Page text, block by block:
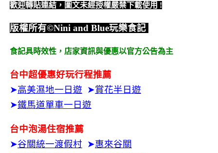
歡迎轉貼連結，圖文未經授權嚴禁下載使用 !
版權所有©Nini and Blue玩樂食記
食記具時效性， 店家資訊與優惠以官方公告為主
台中超優惠好玩行程推薦
➤高美濕地一日遊 ➤賞花半日遊
➤鐵馬道單車一日遊
台中泡湯住宿推薦
➤谷關統一渡假村 ➤惠來谷關